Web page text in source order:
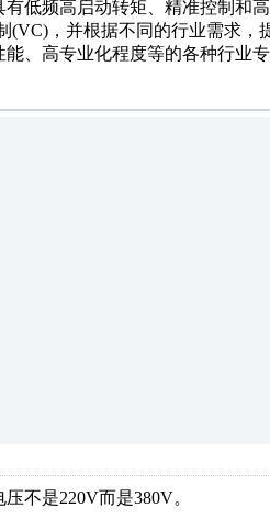
低频高启动转矩、精准控制和
(VC)，并根据不同的行业需求
、高专业化程度等的各种行业
不是220V而是380V。